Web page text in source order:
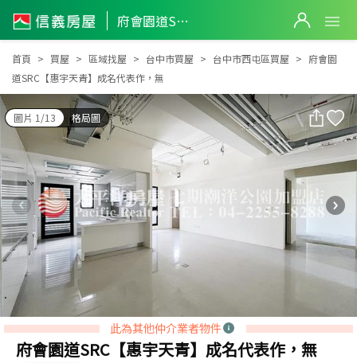
府會園道SRC【惠宇天青】成名代表作，無
府會園道SRC【惠宇天青】成名代表作，無
首頁 買屋 區域找屋 台中市買屋 台中市西屯區買屋
府會園
道SRC【惠宇天青】成名代表作，無
圖片 1/13 格局圖
此為其他仲介業者物件
府會園道SRC【惠宇天青】成名代表作，無